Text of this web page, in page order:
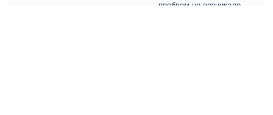
проблем не возникало.